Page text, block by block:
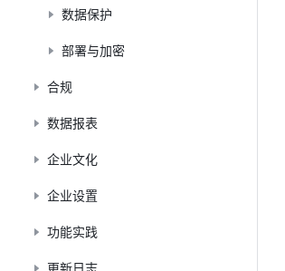
数据保护
部署与加密
合规
数据报表
企业文化
企业设置
功能实践
更新日志